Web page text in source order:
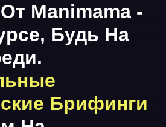
Manimama -
Будь На
Брифинги